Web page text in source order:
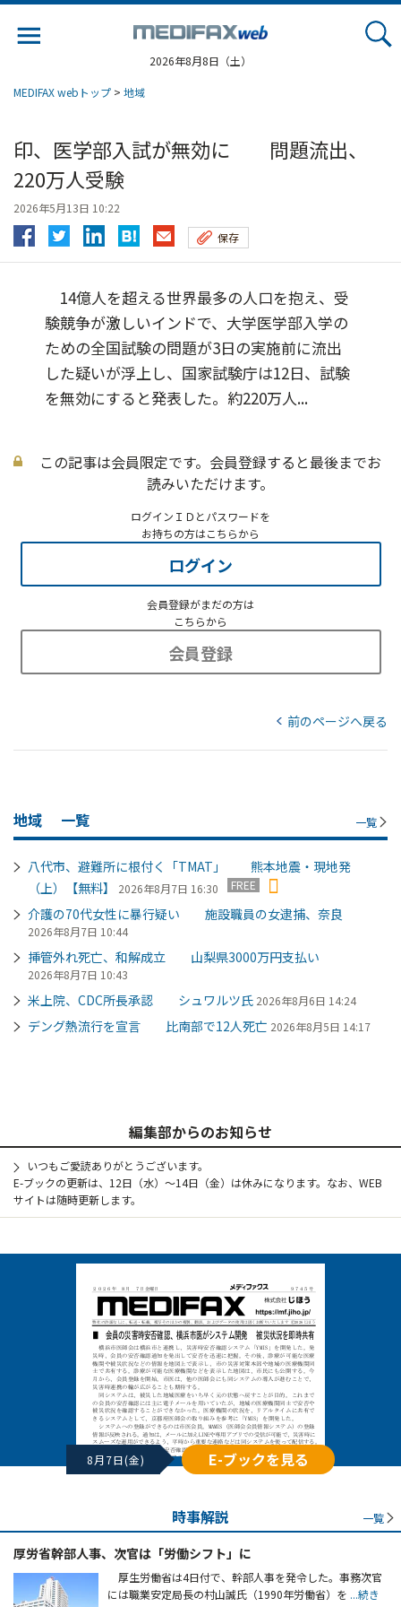
2026年8月8日（土）
MEDIFAX webトップ > 地域
印、医学部入試が無効に 問題流出、
220万人受験
2026年5月13日 10:22
保存
14億人を超える世界最多の人口を抱え、受
験競争が激しいインドで、大学医学部入学の
ための全国試験の問題が3日の実施前に流出
した疑いが浮上し、国家試験庁は12日、試験
を無効にすると発表した。約220万人...
この記事は会員限定です。会員登録すると最後までお
読みいただけます。
ログインＩＤとパスワードを
お持ちの方はこちらから
ログイン
会員登録がまだの方は
こちらから
会員登録
前のページへ戻る
地域 一覧 一覧
八代市、避難所に根付く「TMAT」 熊本地震・現地発
（上）【無料】
2026年8月7日 16:30 FREE
介護の70代女性に暴行疑い 施設職員の女逮捕、奈良
2026年8月7日 10:44
挿管外れ死亡、和解成立 山梨県3000万円支払い
2026年8月7日 10:43
米上院、CDC所長承認 シュワルツ氏 2026年8月6日 14:24
デング熱流行を宣言 比南部で12人死亡 2026年8月5日 14:17
編集部からのお知らせ
いつもご愛読ありがとうございます。
E-ブックの更新は、12日（水）～14日（金）は休みになります。なお、WEB
サイトは随時更新します。
8月7日(金) E-ブックを見る
時事解説 一覧
厚労省幹部人事、次官は「労働シフト」に
厚生労働省は4日付で、幹部人事を発令した。事務次官
には職業安定局長の村山誠氏（1990年労働省）を ...続き